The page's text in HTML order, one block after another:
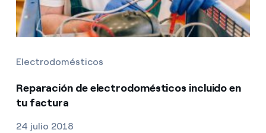
Electrodomésticos
Reparación de electrodomésticos incluido en
tu factura
24 julio 2018